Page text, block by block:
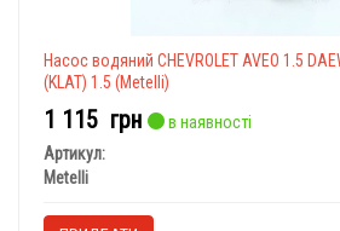
Насос водяний CHEVROLET AVEO 1.5
(KLAT) 1.5 (Metelli)
1 115 грн
в наявності
Артикул:
Metelli